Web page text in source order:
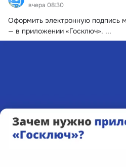
вчера 08:30
Оформить электронную подпись
— в приложении «Госключ». ...